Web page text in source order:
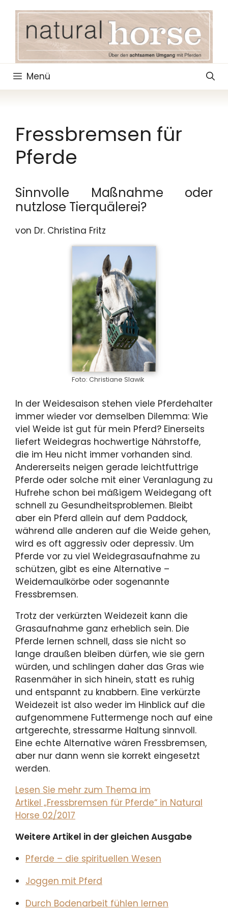
springen
Menü
Fressbremsen für
Pferde
Sinnvolle Maßnahme oder
nutzlose Tierquälerei?
von Dr. Christina Fritz
Foto: Christiane Slawik
In der Weidesaison stehen viele Pferdehalter
immer wieder vor demselben Dilemma: Wie
viel Weide ist gut für mein Pferd? Einerseits
liefert Weidegras hochwertige Nährstoffe,
die im Heu nicht immer vorhanden sind.
Andererseits neigen gerade leichtfuttrige
Pferde oder solche mit einer Veranlagung zu
Hufrehe schon bei mäßigem Weidegang oft
schnell zu Gesundheitsproblemen. Bleibt
aber ein Pferd allein auf dem Paddock,
während alle anderen auf die Weide gehen,
wird es oft aggressiv oder depressiv. Um
Pferde vor zu viel Weidegrasaufnahme zu
schützen, gibt es eine Alternative –
Weidemaulkörbe oder sogenannte
Fressbremsen.
Trotz der verkürzten Weidezeit kann die
Grasaufnahme ganz erheblich sein. Die
Pferde lernen schnell, dass sie nicht so
lange draußen bleiben dürfen, wie sie gern
würden, und schlingen daher das Gras wie
Rasenmäher in sich hinein, statt es ruhig
und entspannt zu knabbern. Eine verkürzte
Weidezeit ist also weder im Hinblick auf die
aufgenommene Futtermenge noch auf eine
artgerechte, stressarme Haltung sinnvoll.
Eine echte Alternative wären Fressbremsen,
aber nur dann wenn sie korrekt eingesetzt
werden.
Lesen Sie mehr zum Thema im
Artikel „Fressbremsen für Pferde“ in Natural
Horse 02/2017
Weitere Artikel in der gleichen Ausgabe
Pferde – die spirituellen Wesen
Joggen mit Pferd
Durch Bodenarbeit fühlen lernen